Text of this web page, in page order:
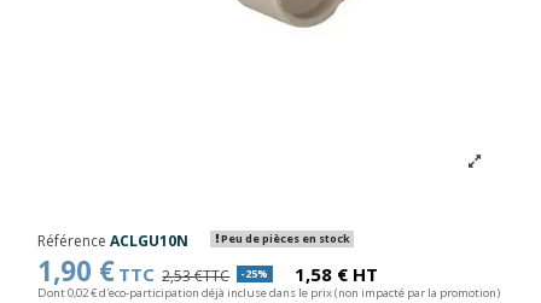
Référence ACLGU10N Peu de pièces en stock
1,90 € TTC 2,53 €TTC -25% 1,58 € HT
Dont 0,02 € d'eco-participation déjà incluse dans le prix (non impacté par la promotion)